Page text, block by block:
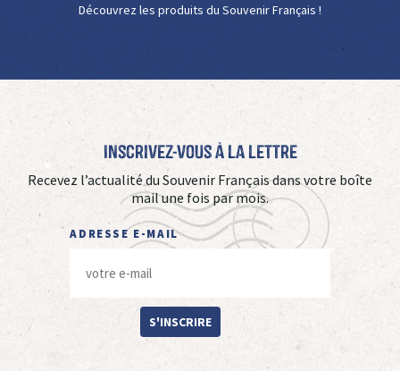
Découvrez les produits du Souvenir Français !
Inscrivez-vous à La Lettre
Recevez l’actualité du Souvenir Français dans votre boîte
mail une fois par mois.
ADRESSE E-MAIL
S'INSCRIRE